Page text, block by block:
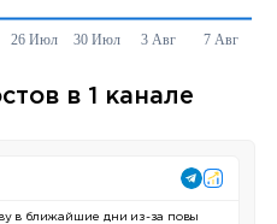
в 1 канале
в ближайшие дни из-за повы